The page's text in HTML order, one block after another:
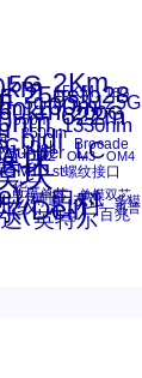
2Km
15KM 16G
25gsfp28
50m 53.125G
100m200G
550m 622m
1330nm
2500m
bidi Brocade
Dell
Juniper LC
OM2 OM3 OM4
块st螺纹接口
块
华三
单模单芯 单模双芯
博通 友讯 多模
级 思科 惠普
(Dell) 百兆
英特尔